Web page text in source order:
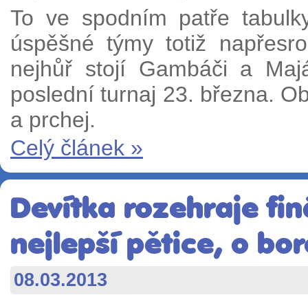
To ve spodním patře
úspěšné týmy totiž
nejhůř stojí Gambáči a
poslední turnaj 23. března.
a prchej.
Celý článek »
Devítka rozehraje
nejlepší pětice, o
08.03.2013